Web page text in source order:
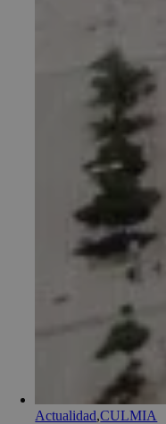
Actualidad,CULMIA